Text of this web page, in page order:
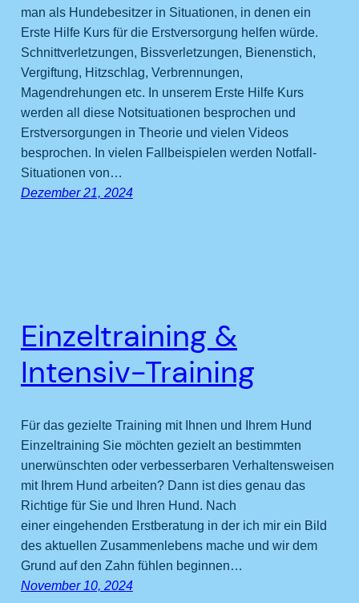
man als Hundebesitzer in Situationen, in denen ein
Erste Hilfe Kurs für die Erstversorgung helfen würde.
Schnittverletzungen, Bissverletzungen, Bienenstich,
Vergiftung, Hitzschlag, Verbrennungen,
Magendrehungen etc. In unserem Erste Hilfe Kurs
werden all diese Notsituationen besprochen und
Erstversorgungen in Theorie und vielen Videos
besprochen. In vielen Fallbeispielen werden Notfall-
Situationen von…
Dezember 21, 2024
Einzeltraining &
Intensiv-Training
Für das gezielte Training mit Ihnen und Ihrem Hund
Einzeltraining Sie möchten gezielt an bestimmten
unerwünschten oder verbesserbaren Verhaltensweisen
mit Ihrem Hund arbeiten? Dann ist dies genau das
Richtige für Sie und Ihren Hund. Nach
einer eingehenden Erstberatung in der ich mir ein Bild
des aktuellen Zusammenlebens mache und wir dem
Grund auf den Zahn fühlen beginnen…
November 10, 2024